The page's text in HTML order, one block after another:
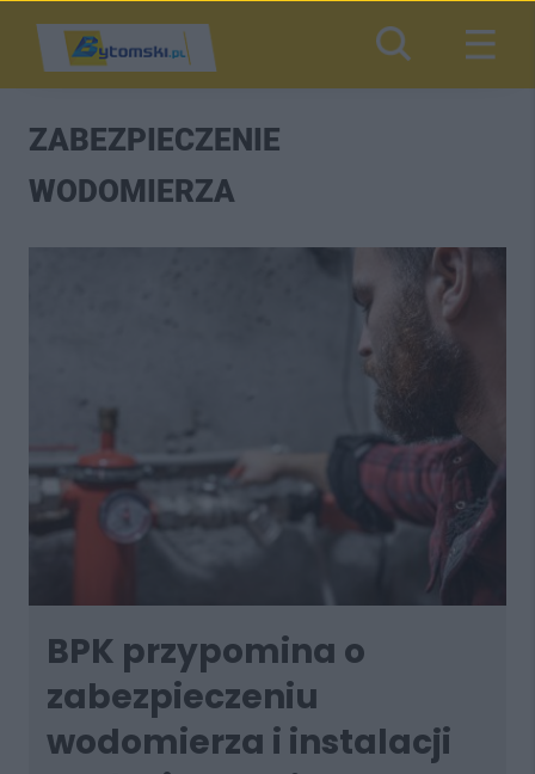
ZABEZPIECZENIE
WODOMIERZA
BPK przypomina o
zabezpieczeniu
wodomierza i instalacji